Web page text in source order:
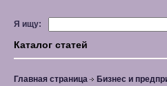
Я ищу:
Каталог статей
Главная страница Бизнес и